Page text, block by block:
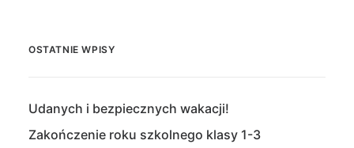
OSTATNIE WPISY
Udanych i bezpiecznych wakacji!
Zakończenie roku szkolnego klasy 1-3